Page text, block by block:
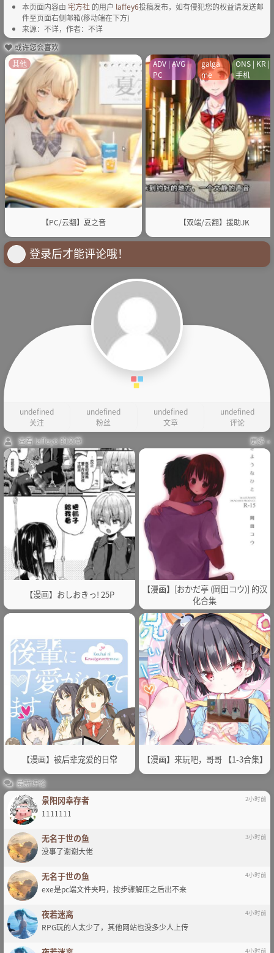
本页面内容由 宅方社 的用户 laffey6投稿发布，如有侵犯您的权益请发送邮
件至页面右侧邮箱(移动端在下方)
来源：不详，作者：不详
或许您会喜欢
【PC/云翻】夏之音
其他
【双端/云翻】援助JK
ADV | AVG |
PC
galga
me
ONS | KR |
手机
登录后才能评论哦！
undefined
关注
undefined
粉丝
undefined
文章
undefined
评论
查看 laffey6 的文章
更多 »
【漫画】おしおきっ! 25P
【漫画】[おかだ亭 (岡田コウ)] 的汉
化合集
【漫画】被后辈宠爱的日常 【漫画】来玩吧，哥哥 【1-3合集】
最新评论
景阳冈幸存者 2小时前
1111111
无名于世の鱼 3小时前
没事了谢谢大佬
无名于世の鱼 4小时前
exe是pc端文件夹吗，按步骤解压之后出不来
夜若迷离 4小时前
RPG玩的人太少了，其他网站也没多少人上传
4小时前